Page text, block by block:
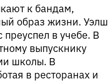
к бандам,
образ жизни. Уэлш
в учебе. В
выпускнику
школы. В
в ресторанах и